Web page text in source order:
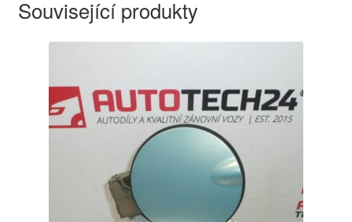
Související produkty